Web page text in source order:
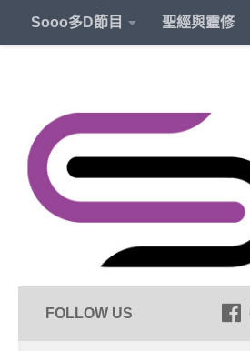
Sooo多D節目 聖經與靈修